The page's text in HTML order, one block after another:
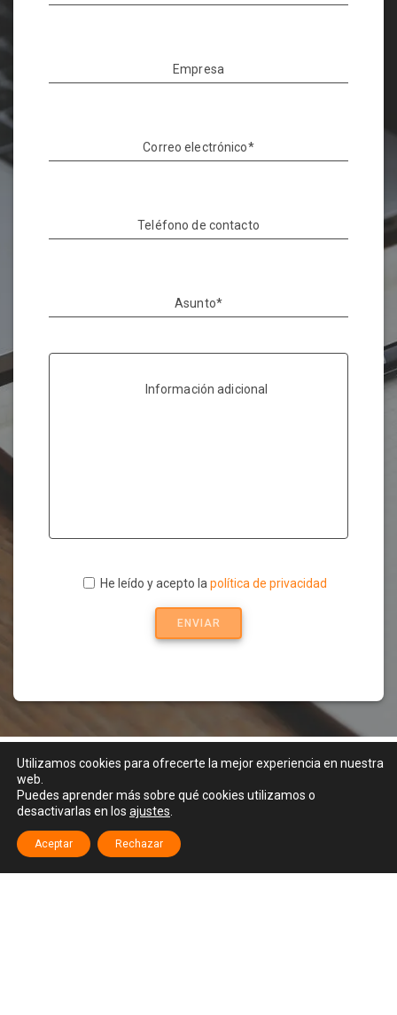
Empresa
Correo electrónico*
Teléfono de contacto
Asunto*
Información adicional
He leído y acepto lapolítica de privacidad
Utilizamos cookies para ofrecerte la mejor experiencia en nuestra
web.
Puedes aprender más sobre qué cookies utilizamos o
desactivarlas en los ajustes
Aceptar Rechazar